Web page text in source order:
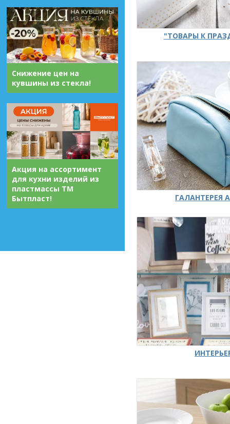
Снижение цен на
кувшины из стекла!
Акция на ассортимент
для кухни изделий из
пластмассы ТМ
Бытпласт!
"ТОВАРЫ К
ГАЛАНТЕРЕЯ